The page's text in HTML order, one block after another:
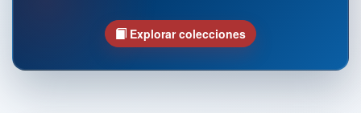
Explorar colecciones